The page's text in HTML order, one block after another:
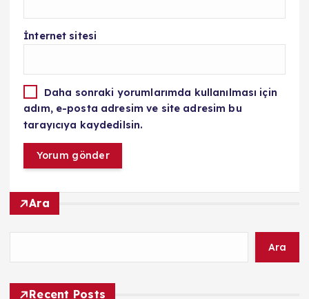
İnternet sitesi
Daha sonraki yorumlarımda kullanılması için
adım, e-posta adresim ve site adresim bu
tarayıcıya kaydedilsin.
Ara
Ara
Recent Posts